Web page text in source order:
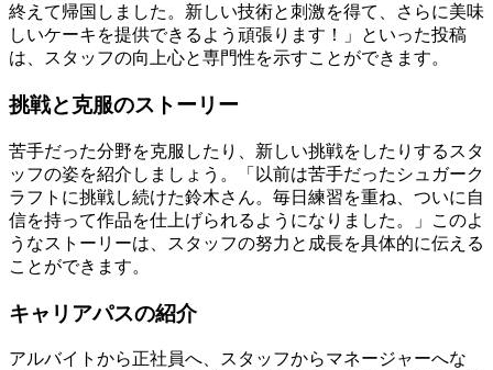
終えて帰国しました。新しい技術と刺激を得て、さらに美味
しいケーキを提供できるよう頑張ります！」といった投稿
は、スタッフの向上心と専門性を示すことができます。
挑戦と克服のストーリー
苦手だった分野を克服したり、新しい挑戦をしたりするスタ
ッフの姿を紹介しましょう。「以前は苦手だったシュガーク
ラフトに挑戦し続けた鈴木さん。毎日練習を重ね、ついに自
信を持って作品を仕上げられるようになりました。」このよ
うなストーリーは、スタッフの努力と成長を具体的に伝える
ことができます。
キャリアパスの紹介
アルバイトから正社員へ、スタッフからマネージャーへな